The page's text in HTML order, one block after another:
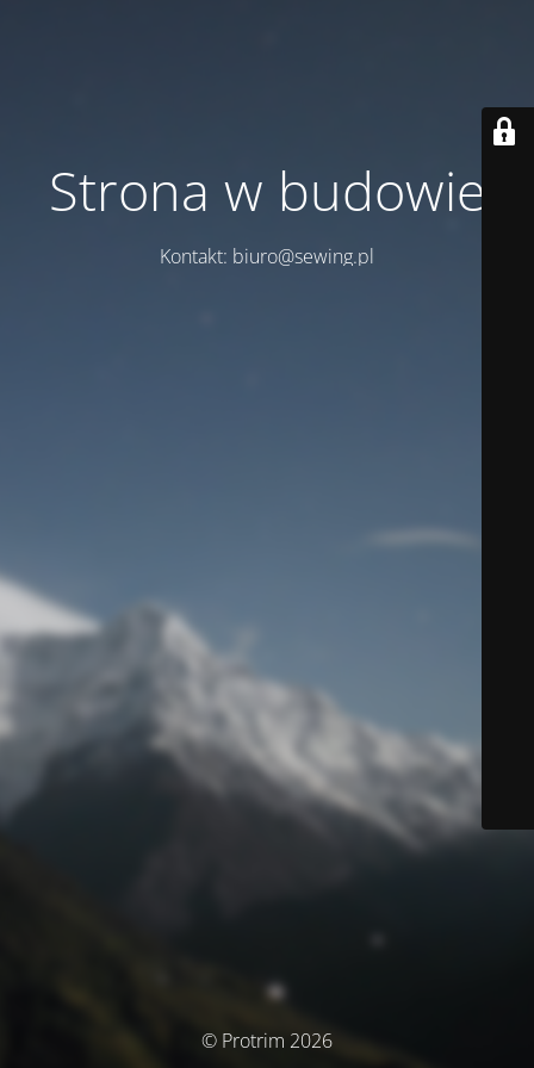
Strona w budowie
Kontakt: biuro@sewing.pl
© Protrim 2026